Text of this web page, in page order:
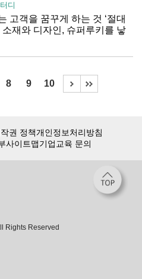
디
고객을 꿈꾸게 하는 것 ‘절대
소재와 디자인, 슈퍼루키를 낳
8 9 10
권 정책개인정보처리방침
사이트맵기업교육 문의
Rights Reserved